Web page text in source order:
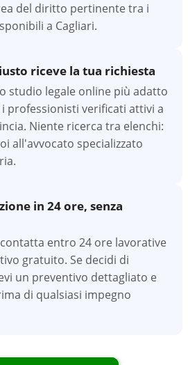
del diritto pertinente tra i
a Cagliari.
riceve la tua richiesta
studio legale online più adatto
professionisti verificati attivi a
Niente ricerca tra elenchi:
all'avvocato specializzato
in 24 ore, senza
entro 24 ore lavorative
gratuito. Se decidi di
un preventivo dettagliato e
di qualsiasi impegno